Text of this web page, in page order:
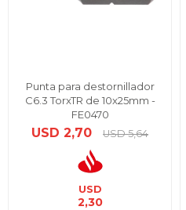
Punta para destornillador
C6.3 TorxTR de 10x25mm -
FE0470
USD 2,70 USD 5,64
USD
2,30